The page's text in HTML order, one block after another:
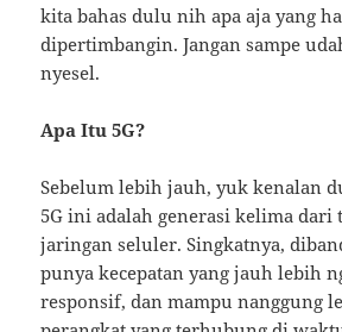
kita bahas dulu nih apa aja yang
dipertimbangin. Jangan sampe
nyesel.
Apa Itu 5G?
Sebelum lebih jauh, yuk kenalan
5G ini adalah generasi kelima dari
jaringan seluler. Singkatnya,
punya kecepatan yang jauh lebih
responsif, dan mampu nanggung